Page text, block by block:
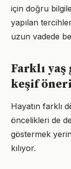
için doğru
yapılan
uzun vadede
Farklı
keşif
Hayatın farklı
öncelikleri de
göstermek
kılıyor.